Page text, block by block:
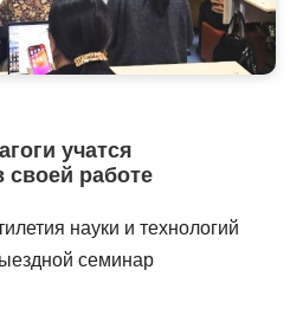
учатся
своей работе
науки и технологий
семинар